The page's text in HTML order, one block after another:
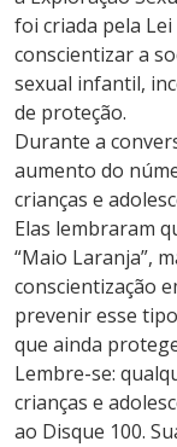
foi criada pela Lei
conscientizar a
sexual infantil,
de proteção.
Durante a
aumento do
crianças e
Elas lembraram
“Maio Laranja”,
conscientização
prevenir esse
que ainda
Lembre-se:
crianças e
ao Disque 100.